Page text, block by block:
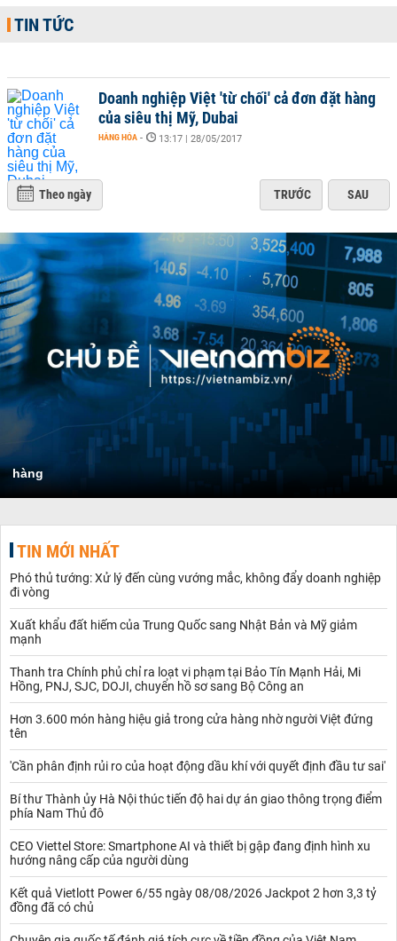
TIN TỨC
Doanh nghiệp Việt 'từ chối' cả đơn đặt hàng
của siêu thị Mỹ, Dubai
HÀNG HÓA - 13:17 | 28/05/2017
Theo ngày TRƯỚC SAU
hàng
TIN MỚI NHẤT
Phó thủ tướng: Xử lý đến cùng vướng mắc, không đẩy doanh nghiệp
đi vòng
Xuất khẩu đất hiếm của Trung Quốc sang Nhật Bản và Mỹ giảm
mạnh
Thanh tra Chính phủ chỉ ra loạt vi phạm tại Bảo Tín Mạnh Hải, Mi
Hồng, PNJ, SJC, DOJI, chuyển hồ sơ sang Bộ Công an
Hơn 3.600 món hàng hiệu giả trong cửa hàng nhờ người Việt đứng
tên
'Cần phân định rủi ro của hoạt động dầu khí với quyết định đầu tư sai'
Bí thư Thành ủy Hà Nội thúc tiến độ hai dự án giao thông trọng điểm
phía Nam Thủ đô
CEO Viettel Store: Smartphone AI và thiết bị gập đang định hình xu
hướng nâng cấp của người dùng
Kết quả Vietlott Power 6/55 ngày 08/08/2026 Jackpot 2 hơn 3,3 tỷ
đồng đã có chủ